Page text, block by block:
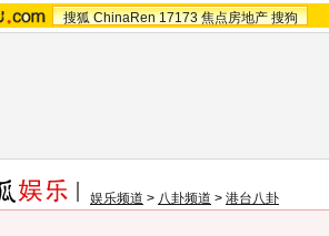
搜狐 ChinaRen 17173 焦点房地产 搜狗
娱乐频道 > 八卦频道 > 港台八卦